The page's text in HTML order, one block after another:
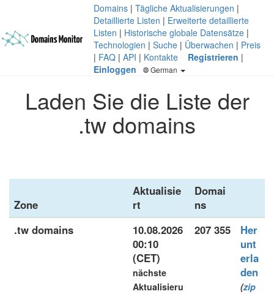
Domains | Tägliche Aktualisierungen |
Detaillierte Listen | Erweiterte detaillierte
Listen | Historische globale Datensätze |
Technologien | Suche | Überwachen | Preis
| FAQ | API | Kontakte Registrieren |
Einloggen
German
Laden Sie die Liste der
.tw domains
Zone
Aktualisie
rt
Domai
ns
.tw domains
10.08.2026
00:10
(CET)
nächste
Aktualisieru
207 355
Her
unt
erla
den
(zip